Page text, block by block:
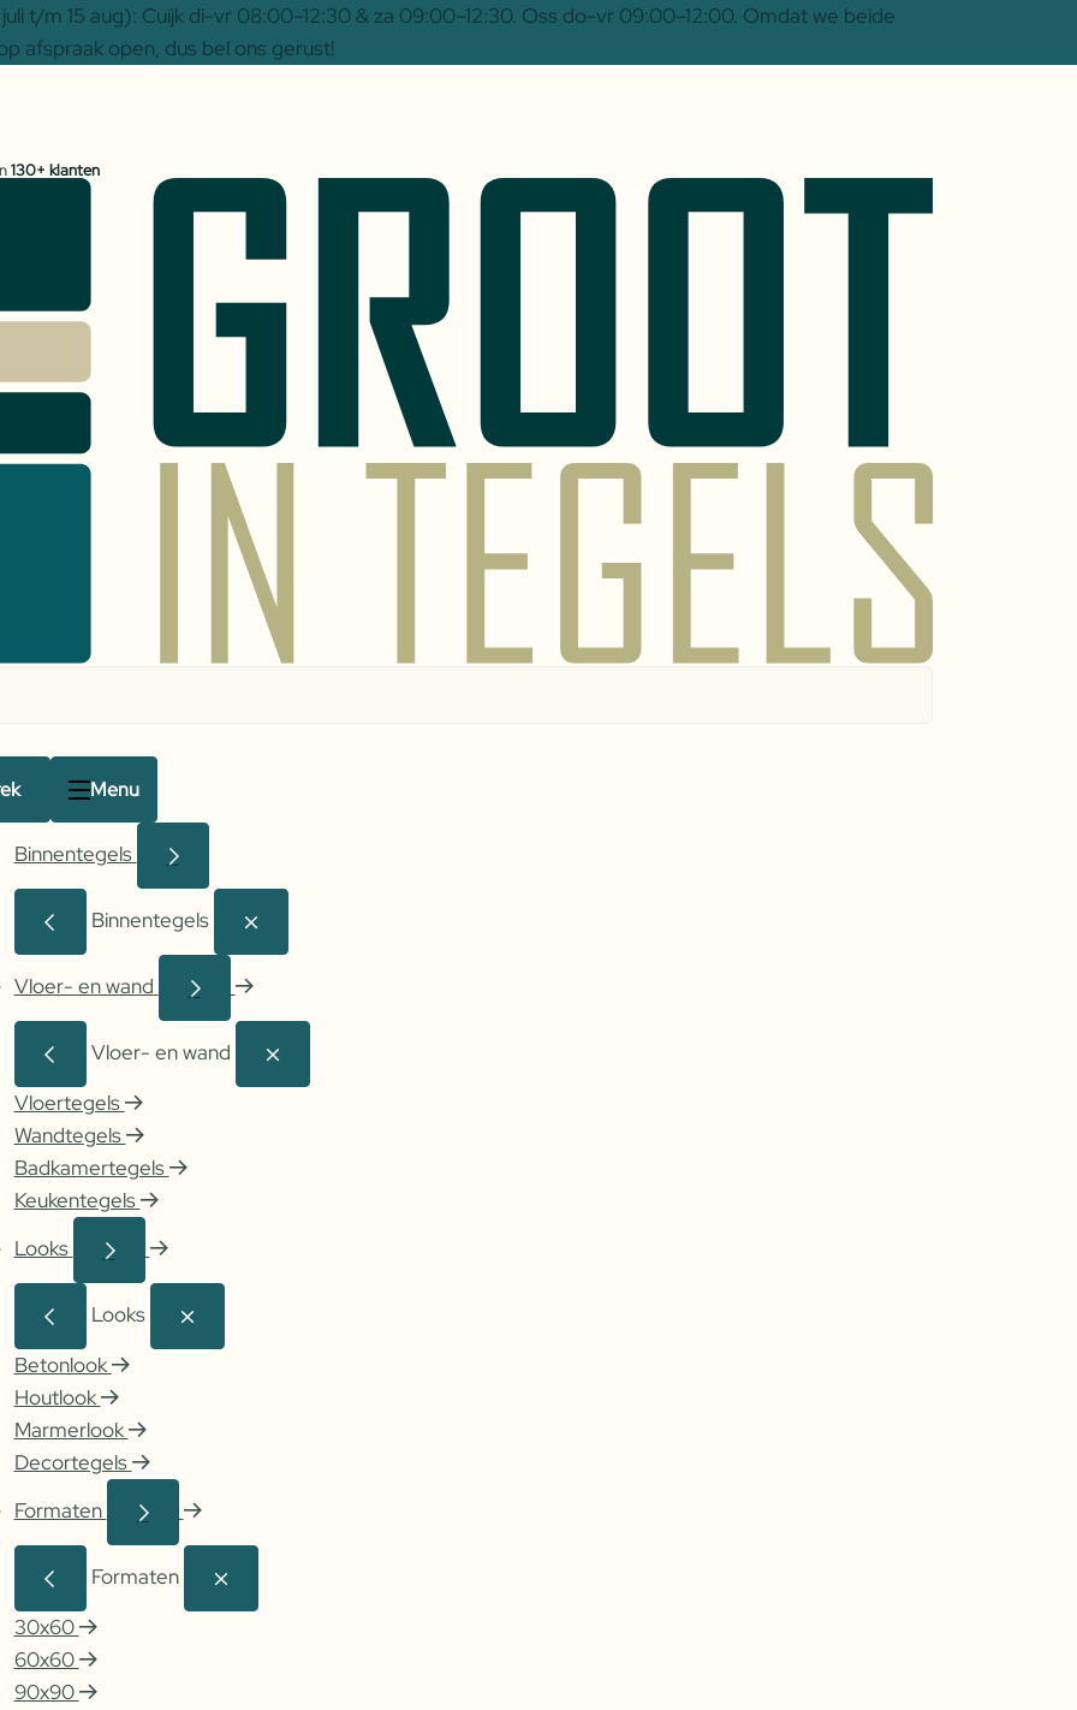
t/m 15 aug): Cuijk di-vr 08:00–12:30 & za 09:00–12:30. Oss do-vr 09:00–12:00. Omdat we beide
afspraak open, dus bel ons gerust!
130+ klanten
Menu
Binnentegels
Binnentegels
Vloer- en wand
Vloer- en wand
Vloertegels
Wandtegels
Badkamertegels
Keukentegels
Looks
Looks
Betonlook
Houtlook
Marmerlook
Decortegels
Formaten
Formaten
30x60
60x60
90x90